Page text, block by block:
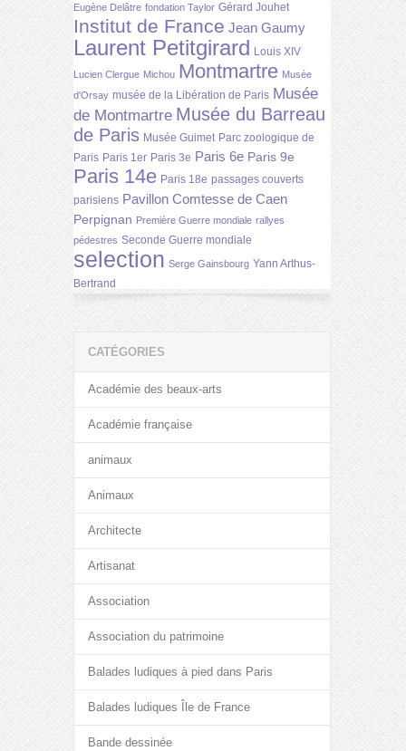
Eugène Delâtre fondation Taylor Gérard Jouhet
Institut de France Jean Gaumy
Laurent Petitgirard Louis XIV
Lucien Clergue Michou Montmartre Musée
d'Orsay musée de la Libération de Paris Musée
de Montmartre Musée du Barreau
de Paris Musée Guimet Parc zoologique de
Paris Paris 1er Paris 3e Paris 6e Paris 9e
Paris 14e Paris 18e passages couverts
parisiens Pavillon Comtesse de Caen
Perpignan Première Guerre mondiale rallyes
pédestres Seconde Guerre mondiale
selection Serge Gainsbourg Yann Arthus-
Bertrand
CATÉGORIES
Académie des beaux-arts
Académie française
animaux
Animaux
Architecte
Artisanat
Association
Association du patrimoine
Balades ludiques à pied dans Paris
Balades ludiques Île de France
Bande dessinée